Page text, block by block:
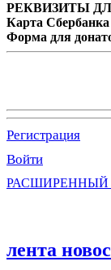
РЕКВИЗИТЫ
Карта Сбербанка
Форма для
Регистрация
Войти
лента